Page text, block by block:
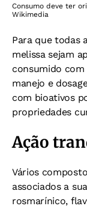
Consumo deve ter
Wikimedia
Para que todas
melissa sejam
consumido
manejo e
com bioativos
propriedades
Ação
Vários
associados a
rosmarínico,